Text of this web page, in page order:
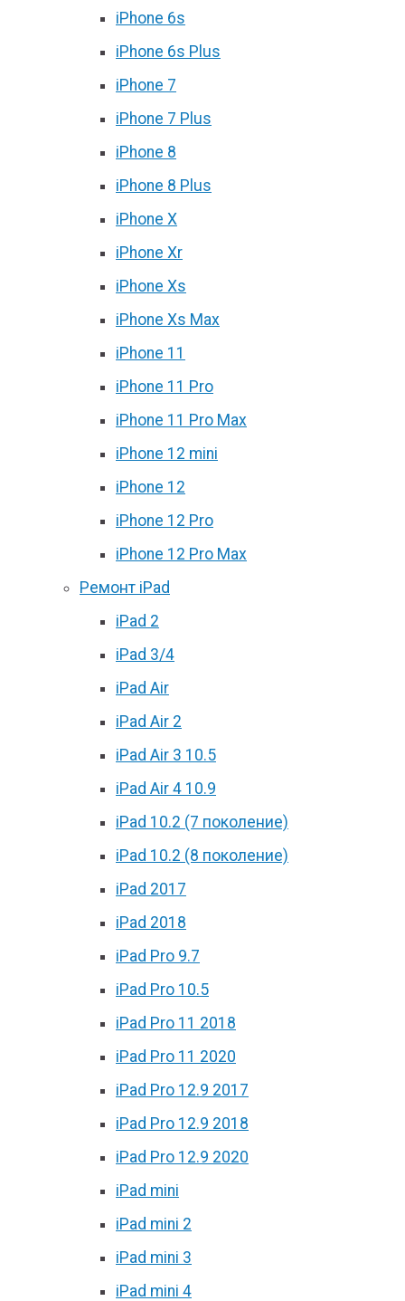
iPhone 6s
iPhone 6s Plus
iPhone 7
iPhone 7 Plus
iPhone 8
iPhone 8 Plus
iPhone X
iPhone Xr
iPhone Xs
iPhone Xs Max
iPhone 11
iPhone 11 Pro
iPhone 11 Pro Max
iPhone 12 mini
iPhone 12
iPhone 12 Pro
iPhone 12 Pro Max
Ремонт iPad
iPad 2
iPad 3/4
iPad Air
iPad Air 2
iPad Air 3 10.5
iPad Air 4 10.9
iPad 10.2 (7 поколение)
iPad 10.2 (8 поколение)
iPad 2017
iPad 2018
iPad Pro 9.7
iPad Pro 10.5
iPad Pro 11 2018
iPad Pro 11 2020
iPad Pro 12.9 2017
iPad Pro 12.9 2018
iPad Pro 12.9 2020
iPad mini
iPad mini 2
iPad mini 3
iPad mini 4